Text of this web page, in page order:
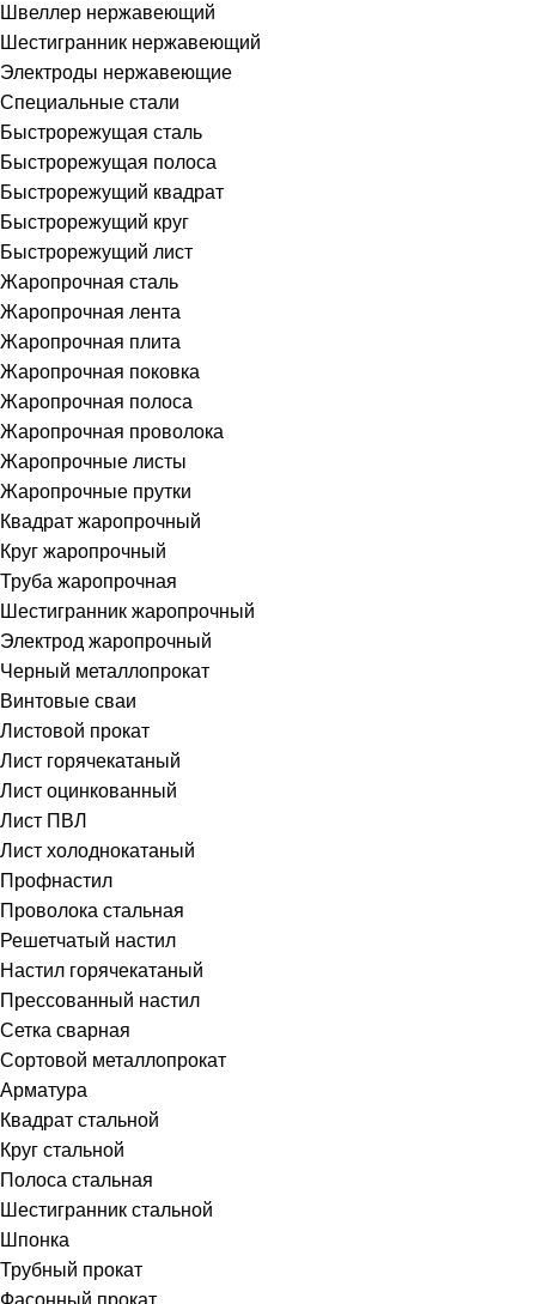
Швеллер нержавеющий
Шестигранник нержавеющий
Электроды нержавеющие
Специальные стали
Быстрорежущая сталь
Быстрорежущая полоса
Быстрорежущий квадрат
Быстрорежущий круг
Быстрорежущий лист
Жаропрочная сталь
Жаропрочная лента
Жаропрочная плита
Жаропрочная поковка
Жаропрочная полоса
Жаропрочная проволока
Жаропрочные листы
Жаропрочные прутки
Квадрат жаропрочный
Круг жаропрочный
Труба жаропрочная
Шестигранник жаропрочный
Электрод жаропрочный
Черный металлопрокат
Винтовые сваи
Листовой прокат
Лист горячекатаный
Лист оцинкованный
Лист ПВЛ
Лист холоднокатаный
Профнастил
Проволока стальная
Решетчатый настил
Настил горячекатаный
Прессованный настил
Сетка сварная
Сортовой металлопрокат
Арматура
Квадрат стальной
Круг стальной
Полоса стальная
Шестигранник стальной
Шпонка
Трубный прокат
Фасонный прокат